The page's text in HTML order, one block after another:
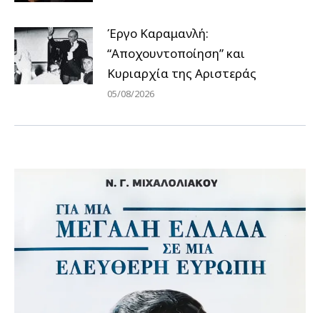
Έργο Καραμανλή:
“Αποχουντοποίηση” και
Κυριαρχία της Αριστεράς
05/08/2026